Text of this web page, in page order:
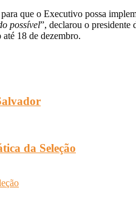
que o Executivo possa
possível”, declarou o presidente
18 de dezembro.
da Seleção